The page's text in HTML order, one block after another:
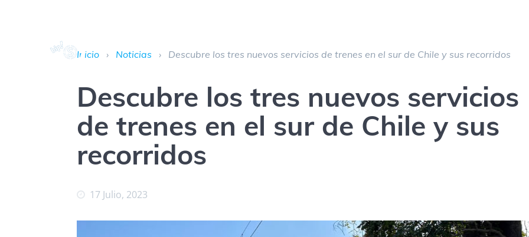
Inicio › Noticias › Descubre los tres nuevos servicios de trenes en el sur de Chile y sus recorridos
Descubre los tres nuevos servicios
de trenes en el sur de Chile y sus
recorridos
17 Julio, 2023